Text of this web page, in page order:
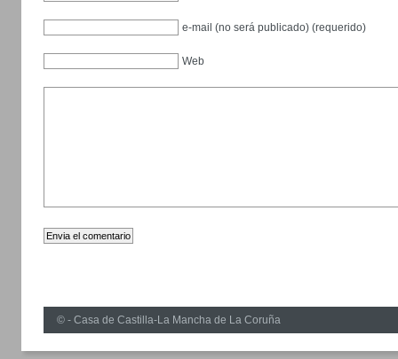
e-mail (no será publicado) (requerido)
Web
© - Casa de Castilla-La Mancha de La Coruña